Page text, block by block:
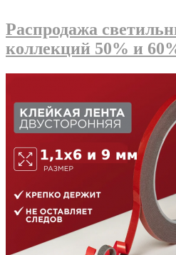
Распродажа
коллекций 50% и